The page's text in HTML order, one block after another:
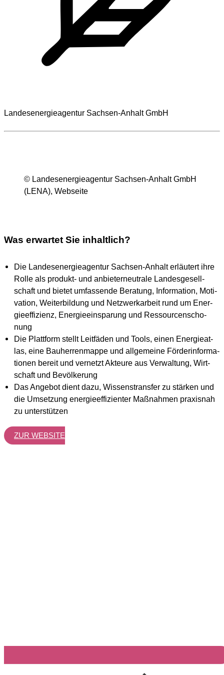
Landesenergieagentur Sachsen-Anhalt GmbH
© Lan­des­en­er­gie­agen­tur Sach­sen-Anhalt GmbH
(LENA), Web­sei­te
Was erwartet Sie inhaltlich?
Die Lan­des­en­er­gie­agen­tur Sach­sen-Anhalt erläu­tert ihre
Rol­le als pro­dukt- und anbie­ter­neu­tra­le Lan­des­ge­sell­
schaft und bie­tet umfas­sen­de Bera­tung, Infor­ma­ti­on, Moti­
va­ti­on, Wei­ter­bil­dung und Netz­werk­ar­beit rund um Ener­
gie­ef­fi­zi­enz, Ener­gie­ein­spa­rung und Res­sour­cen­scho­
nung
Die Platt­form stellt Leit­fä­den und Tools, einen Ener­gie­at­
las, eine Bau­her­ren­map­pe und all­ge­mei­ne För­der­in­for­ma­
tio­nen bereit und ver­netzt Akteu­re aus Ver­wal­tung, Wirt­
schaft und Bevöl­ke­rung
Das Ange­bot dient dazu, Wis­sens­trans­fer zu stär­ken und
die Umset­zung ener­gie­ef­fi­zi­en­ter Maß­nah­men pra­xis­nah
zu unter­stüt­zen
ZUR WEB­SITE